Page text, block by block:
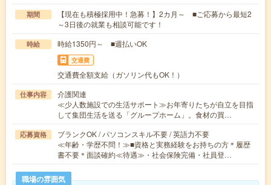
期間
【現在も積極採用中！急募！】2カ月～ ■ご応募から最短2
～3日後の就業も相談可能です！
時給 時給1350円～ ■週払いOK
交通費
交通費全額支給（ガソリン代もOK！）
仕事内容
介護関連
≪少人数施設での生活サポート≫お年寄りたちが自立を目指
して集団生活を送る「グループホーム」。食材の買…
応募資格
ブランクOK / パソコンスキル不要 / 英語力不要
≪年齢・学歴不問！≫■資格と実務経験をお持ちの方＊履歴
書不要＊面談確約≪待遇≫・社会保険完備・社員登…
職場の雰囲気